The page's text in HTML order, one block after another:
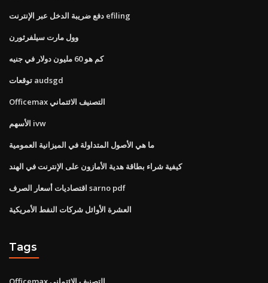
دفع ضريبة الدخل عبر الإنترنت efiling
وول مارت سيلفرثورن
كم هو 60 مليون دولار في جنيه
توقعات audsgd
Officemax التصنيف الائتماني
الأسهم ivw
ما هي الأصول المتداولة في الميزانية العمومية
كيفية شراء بطاقة هدية الأمازون على الإنترنت في الهند
اقتصاديات أسعار الصرف sarno pdf
العشرة الأوائل شركات النفط الأمريكية
Tags